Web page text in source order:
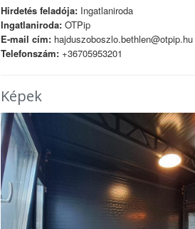
Hirdetés feladója:Ingatlaniroda
Ingatlaniroda:OTPip
E-mail cím:hajduszoboszlo.bethlen@otpip.hu
Telefonszám:+36705953201
Képek